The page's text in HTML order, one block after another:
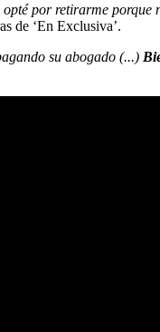
por retirarme
de ‘En Exclusiva’.
su abogado (...)